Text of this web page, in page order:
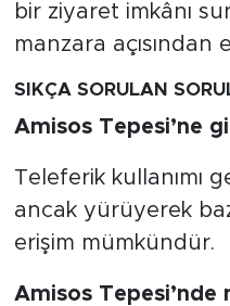
bir ziyaret imkânı
manzara açısından
SIKÇA SORULAN
Amisos Tepesi’ne
Teleferik kullanımı
ancak yürüyerek
erişim mümkündür.
Amisos Tepesi’nde